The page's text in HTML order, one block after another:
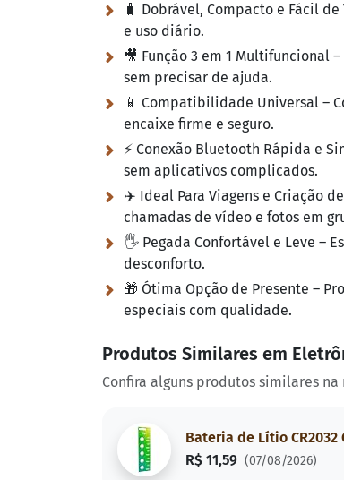
🧳 Dobrável, Compacto e Fácil
e uso diário.
🎥 Função 3 em 1 Multifuncional
sem precisar de ajuda.
📱 Compatibilidade Universal –
encaixe firme e seguro.
⚡ Conexão Bluetooth Rápida e
sem aplicativos complicados.
✈️ Ideal Para Viagens e Criação
chamadas de vídeo e fotos em
🖐️ Pegada Confortável e Leve –
desconforto.
🎁 Ótima Opção de Presente –
especiais com qualidade.
Produtos Similares em
Confira alguns produtos similares na
Bateria de Lítio
R$ 11,59 (07/08/2026)